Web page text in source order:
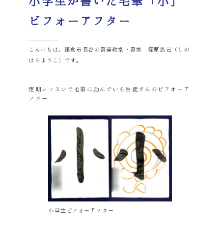
ビフォーアフター
こんにちは。鎌倉市長谷の書道教室・書家 篠原遙己（しの
はらようこ）です。
定期レッスンで毛筆に励んでいる生徒さんのビフォーア
フター
小学生ビフォーアフター